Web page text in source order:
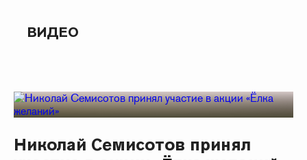
ВИДЕО
Николай Семисотов принял